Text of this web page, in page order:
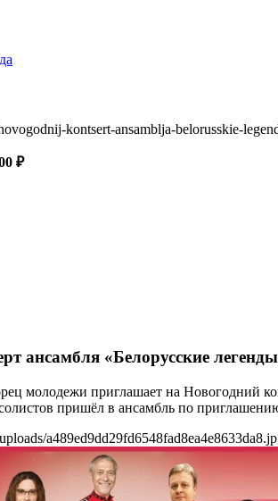
kontsert-ansamblja-belorusskie-
₽
ансамбля «Белорусские
молодежи приглашает на
пришёл в ансамбль по